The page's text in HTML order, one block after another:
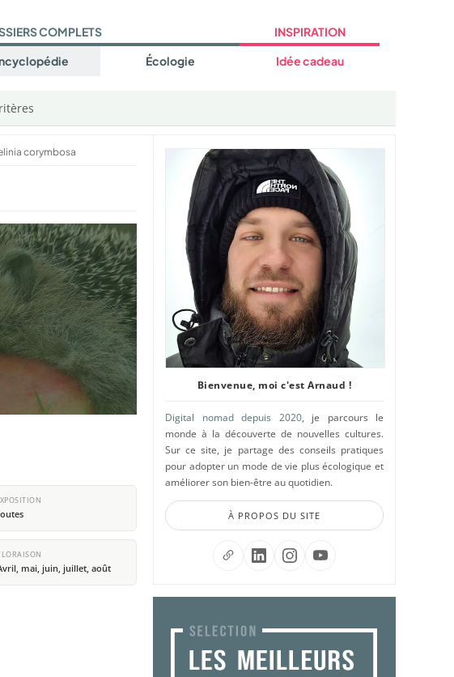
COMPLETS
Écologie
INSPIRATION
Idée cadeau
corymbosa
mai, juin, juillet, août
Bienvenue, moi c'est Arnaud !
Digital nomad depuis 2020, je parcours le
monde à la découverte de nouvelles cultures.
Sur ce site, je partage des conseils pratiques
pour adopter un mode de vie plus écologique et
améliorer son bien-être au quotidien.
À PROPOS DU SITE